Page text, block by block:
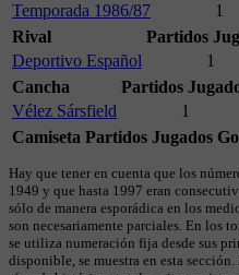
Temporada 1986/87 1
Rival
Partidos
Deportivo Español
1
Cancha
Partidos
Vélez Sársfield
1
Camiseta Partidos Jugados
Hay que tener en cuenta que los
1949 y que hasta 1997 eran
sólo de manera esporádica en los
son necesariamente parciales. En los
se utiliza numeración fija desde sus
disponible, se muestra en esta